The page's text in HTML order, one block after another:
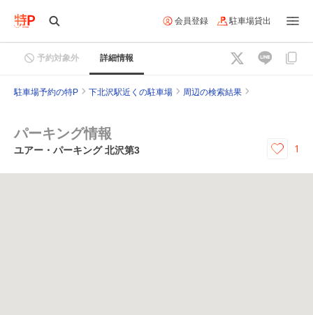
会員登録 駐車場貸出
予約対象外 詳細情報
駐車場予約の特P 下北沢駅近くの駐車場 周辺の検索結果
パーキング情報
ユアー・パーキング 北沢第3 1